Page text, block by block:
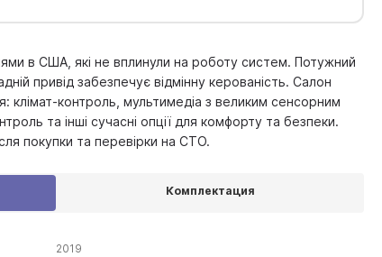
в США, які не вплинули на роботу систем. Потужний
привід забезпечує відмінну керованість. Салон
клімат-контроль, мультимедіа з великим сенсорним
та інші сучасні опції для комфорту та безпеки.
покупки та перевірки на СТО.
Комплектация
2019